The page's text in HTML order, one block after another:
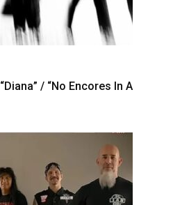
/ “No Encores In A